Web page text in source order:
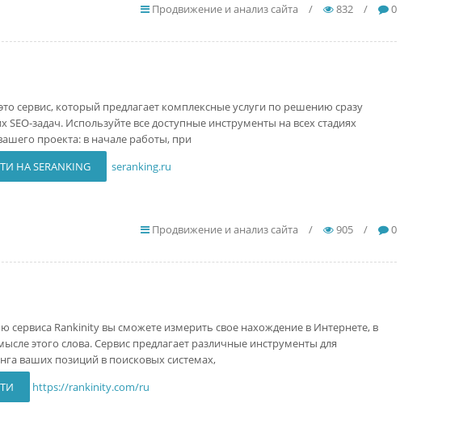
Продвижение и анализ сайта / 832 / 0
сервис, который предлагает комплексные услуги по решению сразу
SEO-задач. Используйте все доступные инструменты на всех стадиях
проекта: в начале работы, при
НА SERANKING
seranking.ru
Продвижение и анализ сайта / 905 / 0
Rankinity вы сможете измерить свое нахождение в Интернете, в
этого слова. Сервис предлагает различные инструменты для
ваших позиций в поисковых системах,
https://rankinity.com/ru